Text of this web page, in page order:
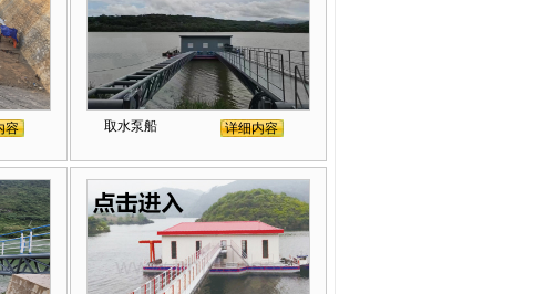
容 取水泵船 详细内容